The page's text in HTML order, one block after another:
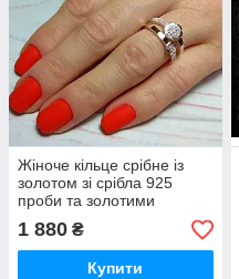
Жіноче кільце срібне із
золотом зі срібла 925
проби та золотими
вставками 375 проби з
візерунком
1 880 ₴
Купити